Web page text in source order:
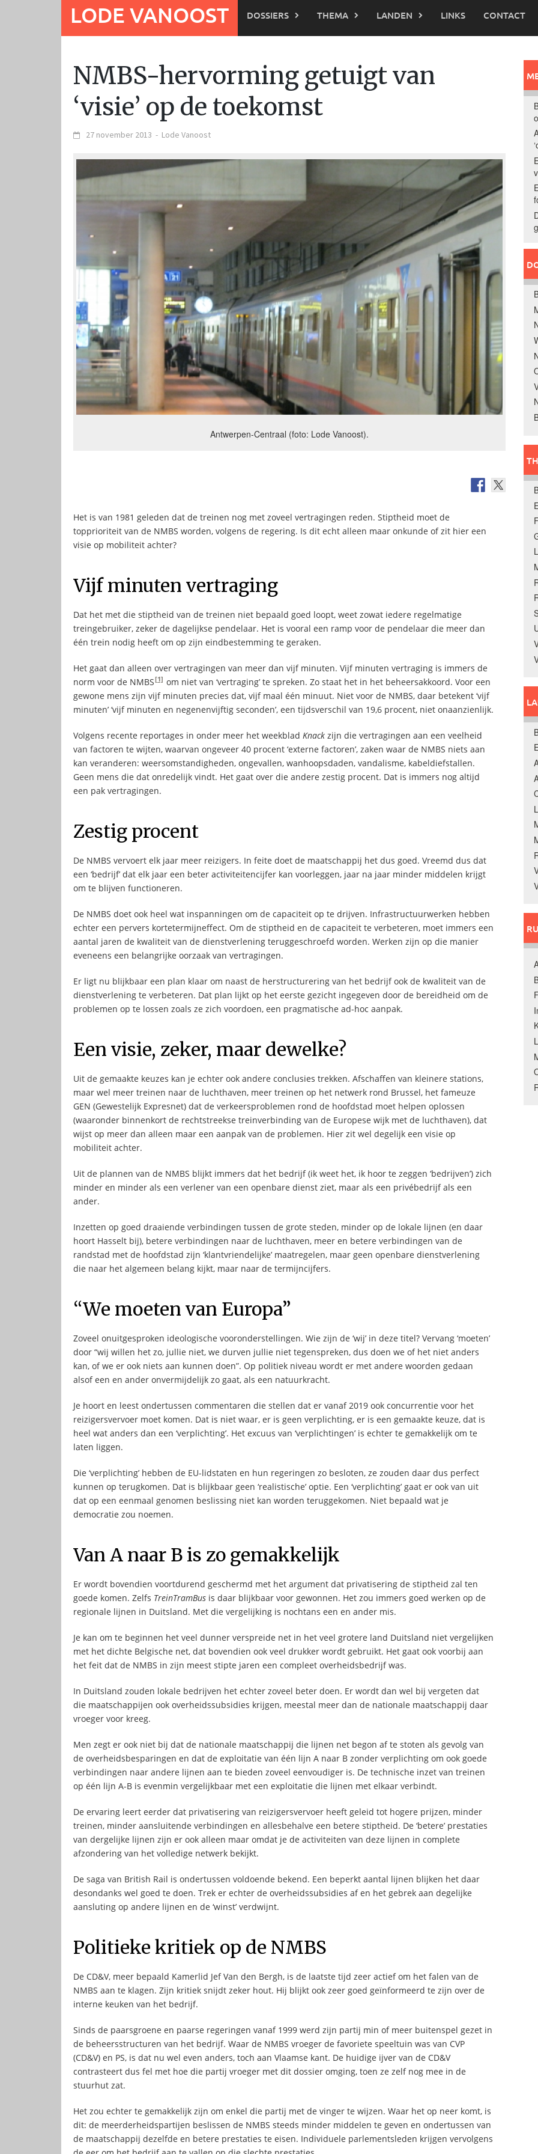
LODE VANOOST DOSSIERS THEMA LANDEN LINKS CONTACT
NMBS-hervorming getuigt van
‘visie’ op de toekomst
27 november 2013 - Lode Vanoost
Antwerpen-Centraal (foto: Lode Vanoost).
Het is van 1981 geleden dat de treinen nog met zoveel vertragingen reden. Stiptheid moet de
topprioriteit van de NMBS worden, volgens de regering. Is dit echt alleen maar onkunde of zit hier een
visie op mobiliteit achter?
Vijf minuten vertraging
Dat het met die stiptheid van de treinen niet bepaald goed loopt, weet zowat iedere regelmatige
treingebruiker, zeker de dagelijkse pendelaar. Het is vooral een ramp voor de pendelaar die meer dan
één trein nodig heeft om op zijn eindbestemming te geraken.
Het gaat dan alleen over vertragingen van meer dan vijf minuten. Vijf minuten vertraging is immers de
norm voor de NMBS[1] om niet van ‘vertraging’ te spreken. Zo staat het in het beheersakkoord. Voor een
gewone mens zijn vijf minuten precies dat, vijf maal één minuut. Niet voor de NMBS, daar betekent ‘vijf
minuten’ ‘vijf minuten en negenenvijftig seconden’, een tijdsverschil van 19,6 procent, niet onaanzienlijk.
Volgens recente reportages in onder meer het weekblad Knack zijn die vertragingen aan een veelheid
van factoren te wijten, waarvan ongeveer 40 procent ‘externe factoren’, zaken waar de NMBS niets aan
kan veranderen: weersomstandigheden, ongevallen, wanhoopsdaden, vandalisme, kabeldiefstallen.
Geen mens die dat onredelijk vindt. Het gaat over die andere zestig procent. Dat is immers nog altijd
een pak vertragingen.
Zestig procent
De NMBS vervoert elk jaar meer reizigers. In feite doet de maatschappij het dus goed. Vreemd dus dat
een ‘bedrijf’ dat elk jaar een beter activiteitencijfer kan voorleggen, jaar na jaar minder middelen krijgt
om te blijven functioneren.
De NMBS doet ook heel wat inspanningen om de capaciteit op te drijven. Infrastructuurwerken hebben
echter een pervers kortetermijneffect. Om de stiptheid en de capaciteit te verbeteren, moet immers een
aantal jaren de kwaliteit van de dienstverlening teruggeschroefd worden. Werken zijn op die manier
eveneens een belangrijke oorzaak van vertragingen.
Er ligt nu blijkbaar een plan klaar om naast de herstructurering van het bedrijf ook de kwaliteit van de
dienstverlening te verbeteren. Dat plan lijkt op het eerste gezicht ingegeven door de bereidheid om de
problemen op te lossen zoals ze zich voordoen, een pragmatische ad-hoc aanpak.
Een visie, zeker, maar dewelke?
Uit de gemaakte keuzes kan je echter ook andere conclusies trekken. Afschaffen van kleinere stations,
maar wel meer treinen naar de luchthaven, meer treinen op het netwerk rond Brussel, het fameuze
GEN (Gewestelijk Expresnet) dat de verkeersproblemen rond de hoofdstad moet helpen oplossen
(waaronder binnenkort de rechtstreekse treinverbinding van de Europese wijk met de luchthaven), dat
wijst op meer dan alleen maar een aanpak van de problemen. Hier zit wel degelijk een visie op
mobiliteit achter.
Uit de plannen van de NMBS blijkt immers dat het bedrijf (ik weet het, ik hoor te zeggen ‘bedrijven’) zich
minder en minder als een verlener van een openbare dienst ziet, maar als een privébedrijf als een
ander.
Inzetten op goed draaiende verbindingen tussen de grote steden, minder op de lokale lijnen (en daar
hoort Hasselt bij), betere verbindingen naar de luchthaven, meer en betere verbindingen van de
randstad met de hoofdstad zijn ‘klantvriendelijke’ maatregelen, maar geen openbare dienstverlening
die naar het algemeen belang kijkt, maar naar de termijncijfers.
“We moeten van Europa”
Zoveel onuitgesproken ideologische vooronderstellingen. Wie zijn de ‘wij’ in deze titel? Vervang ‘moeten’
door “wij willen het zo, jullie niet, we durven jullie niet tegenspreken, dus doen we of het niet anders
kan, of we er ook niets aan kunnen doen”. Op politiek niveau wordt er met andere woorden gedaan
alsof een en ander onvermijdelijk zo gaat, als een natuurkracht.
Je hoort en leest ondertussen commentaren die stellen dat er vanaf 2019 ook concurrentie voor het
reizigersvervoer moet komen. Dat is niet waar, er is geen verplichting, er is een gemaakte keuze, dat is
heel wat anders dan een ‘verplichting’. Het excuus van ‘verplichtingen’ is echter te gemakkelijk om te
laten liggen.
Die ‘verplichting’ hebben de EU-lidstaten en hun regeringen zo besloten, ze zouden daar dus perfect
kunnen op terugkomen. Dat is blijkbaar geen ‘realistische’ optie. Een ‘verplichting’ gaat er ook van uit
dat op een eenmaal genomen beslissing niet kan worden teruggekomen. Niet bepaald wat je
democratie zou noemen.
Van A naar B is zo gemakkelijk
Er wordt bovendien voortdurend geschermd met het argument dat privatisering de stiptheid zal ten
goede komen. Zelfs TreinTramBus is daar blijkbaar voor gewonnen. Het zou immers goed werken op de
regionale lijnen in Duitsland. Met die vergelijking is nochtans een en ander mis.
Je kan om te beginnen het veel dunner verspreide net in het veel grotere land Duitsland niet vergelijken
met het dichte Belgische net, dat bovendien ook veel drukker wordt gebruikt. Het gaat ook voorbij aan
het feit dat de NMBS in zijn meest stipte jaren een compleet overheidsbedrijf was.
In Duitsland zouden lokale bedrijven het echter zoveel beter doen. Er wordt dan wel bij vergeten dat
die maatschappijen ook overheidssubsidies krijgen, meestal meer dan de nationale maatschappij daar
vroeger voor kreeg.
Men zegt er ook niet bij dat de nationale maatschappij die lijnen net begon af te stoten als gevolg van
de overheidsbesparingen en dat de exploitatie van één lijn A naar B zonder verplichting om ook goede
verbindingen naar andere lijnen aan te bieden zoveel eenvoudiger is. De technische inzet van treinen
op één lijn A-B is evenmin vergelijkbaar met een exploitatie die lijnen met elkaar verbindt.
De ervaring leert eerder dat privatisering van reizigersvervoer heeft geleid tot hogere prijzen, minder
treinen, minder aansluitende verbindingen en allesbehalve een betere stiptheid. De ‘betere’ prestaties
van dergelijke lijnen zijn er ook alleen maar omdat je de activiteiten van deze lijnen in complete
afzondering van het volledige netwerk bekijkt.
De saga van British Rail is ondertussen voldoende bekend. Een beperkt aantal lijnen blijken het daar
desondanks wel goed te doen. Trek er echter de overheidssubsidies af en het gebrek aan degelijke
aansluting op andere lijnen en de ‘winst’ verdwijnt.
Politieke kritiek op de NMBS
De CD&V, meer bepaald Kamerlid Jef Van den Bergh, is de laatste tijd zeer actief om het falen van de
NMBS aan te klagen. Zijn kritiek snijdt zeker hout. Hij blijkt ook zeer goed geïnformeerd te zijn over de
interne keuken van het bedrijf.
Sinds de paarsgroene en paarse regeringen vanaf 1999 werd zijn partij min of meer buitenspel gezet in
de beheersstructuren van het bedrijf. Waar de NMBS vroeger de favoriete speeltuin was van CVP
(CD&V) en PS, is dat nu wel even anders, toch aan Vlaamse kant. De huidige ijver van de CD&V
contrasteert dus fel met hoe die partij vroeger met dit dossier omging, toen ze zelf nog mee in de
stuurhut zat.
Het zou echter te gemakkelijk zijn om enkel die partij met de vinger te wijzen. Waar het op neer komt, is
dit: de meerderheidspartijen beslissen de NMBS steeds minder middelen te geven en ondertussen van
de maatschappij dezelfde en betere prestaties te eisen. Individuele parlementsleden krijgen vervolgens